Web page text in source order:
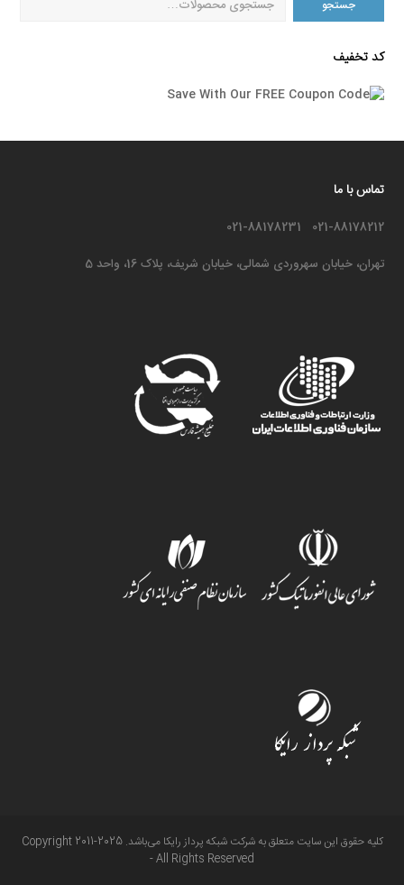
جستجو
کد تخفیف
تماس با ما
021-88178212 021-88178231
تهران، خیابان سهروردی شمالی، خیابان شریف، پلاک 16، واحد 5
کلیه حقوق این سایت متعلق به شرکت شبکه پرداز رایکا می‌باشد. Copyright 2011-2025
- All Rights Reserved